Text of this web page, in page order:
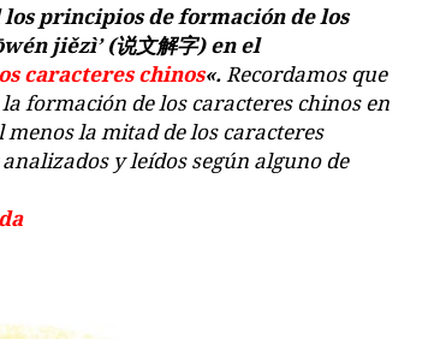
principios de formación de los
jiězì’ (说文解字) en el
caracteres chinos«.Recordamos que
formación de los caracteres chinos en
la mitad de los caracteres
y leídos según alguno de